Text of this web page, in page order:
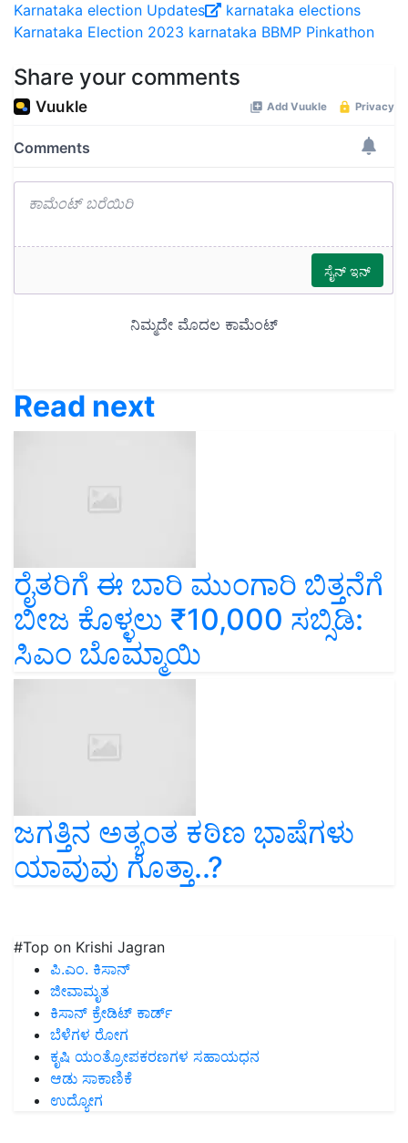
Karnataka election Updates
karnataka elections
Karnataka Election 2023 karnataka BBMP Pinkathon
Share your comments
Read next
ರೈತರಿಗೆ ಈ ಬಾರಿ ಮುಂಗಾರಿ ಬಿತ್ತನೆಗೆ
ಬೀಜ ಕೊಳ್ಳಲು ₹10,000 ಸಬ್ಸಿಡಿ:
ಸಿಎಂ ಬೊಮ್ಮಾಯಿ
ಜಗತ್ತಿನ ಅತ್ಯಂತ ಕಠಿಣ ಭಾಷೆಗಳು
ಯಾವುವು ಗೊತ್ತಾ..?
#Top on Krishi Jagran
ಪಿ.ಎಂ. ಕಿಸಾನ್
ಜೀವಾಮೃತ
ಕಿಸಾನ್ ಕ್ರೇಡಿಟ್ ಕಾರ್ಡ್
ಬೆಳೆಗಳ ರೋಗ
ಕೃಷಿ ಯಂತ್ರೋಪಕರಣಗಳ ಸಹಾಯಧನ
ಆಡು ಸಾಕಾಣಿಕೆ
ಉದ್ಯೋಗ